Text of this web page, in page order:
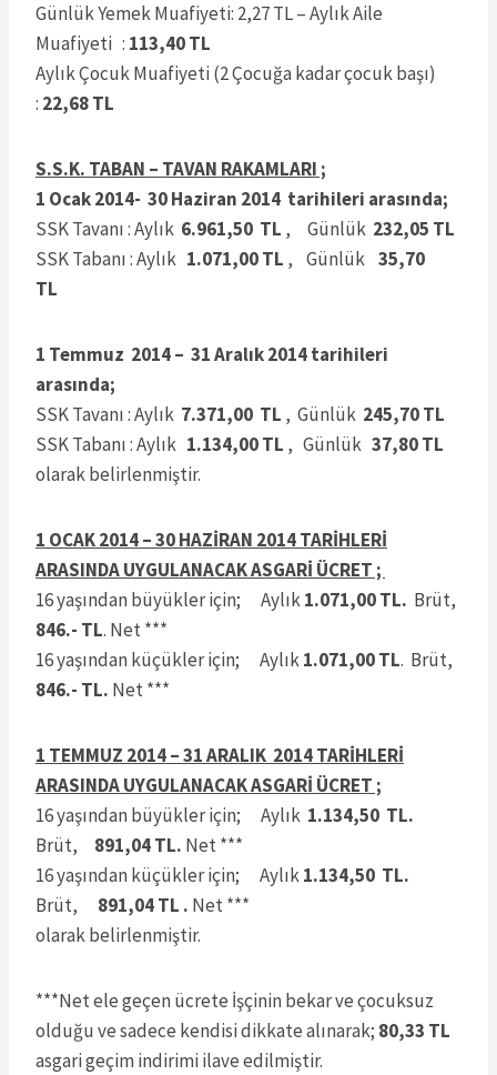
Günlük Yemek Muafiyeti: 2,27 TL – Aylık Aile
Muafiyeti : 113,40 TL
Aylık Çocuk Muafiyeti (2 Çocuğa kadar çocuk başı)
: 22,68 TL
S.S.K. TABAN – TAVAN RAKAMLARI ;
1 Ocak 2014- 30 Haziran 2014 tarihileri arasında;
SSK Tavanı : Aylık 6.961,50 TL , Günlük 232,05 TL
SSK Tabanı : Aylık 1.071,00 TL , Günlük 35,70
TL
1 Temmuz 2014 – 31 Aralık 2014 tarihileri
arasında;
SSK Tavanı : Aylık 7.371,00 TL , Günlük 245,70 TL
SSK Tabanı : Aylık 1.134,00 TL , Günlük 37,80 TL
olarak belirlenmiştir.
1 OCAK 2014 – 30 HAZİRAN 2014 TARİHLERİ
ARASINDA UYGULANACAK ASGARİ ÜCRET ;
16 yaşından büyükler için; Aylık1.071,00 TL. Brüt,
846.- TL. Net ***
16 yaşından küçükler için; Aylık1.071,00 TL. Brüt,
846.- TL. Net ***
1 TEMMUZ 2014 – 31 ARALIK 2014 TARİHLERİ
ARASINDA UYGULANACAK ASGARİ ÜCRET ;
16 yaşından büyükler için; Aylık 1.134,50 TL.
Brüt,
891,04 TL. Net ***
16 yaşından küçükler için; Aylık1.134,50 TL.
Brüt, 891,04 TL . Net ***
olarak belirlenmiştir.
***Net ele geçen ücrete İşçinin bekar ve çocuksuz
olduğu ve sadece kendisi dikkate alınarak; 80,33 TL
asgari geçim indirimi ilave edilmiştir.